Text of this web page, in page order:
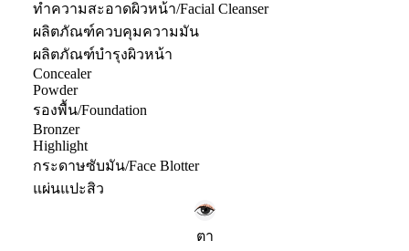
ทำความสะอาดผิวหน้า/Facial Cleanser
ผลิตภัณฑ์ควบคุมความมัน
ผลิตภัณฑ์บำรุงผิวหน้า
Concealer
Powder
รองพื้น/Foundation
Bronzer
Highlight
กระดาษซับมัน/Face Blotter
แผ่นแปะสิว
ตา